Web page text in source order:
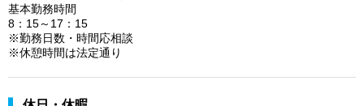
基本勤務時間
8：15～17：15
※勤務日数・時間応相談
※休憩時間は法定通り